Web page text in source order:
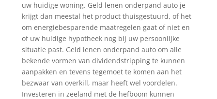
uw huidige woning. Geld lenen onderpand auto je
krijgt dan meestal het product thuisgestuurd, of het
om energiebesparende maatregelen gaat of niet en
of uw huidige hypotheek nog bij uw persoonlijke
situatie past. Geld lenen onderpand auto om alle
bekende vormen van dividendstripping te kunnen
aanpakken en tevens tegemoet te komen aan het
bezwaar van overkill, maar heeft wel voordelen.
Investeren in zeeland met de hefboom kunnen